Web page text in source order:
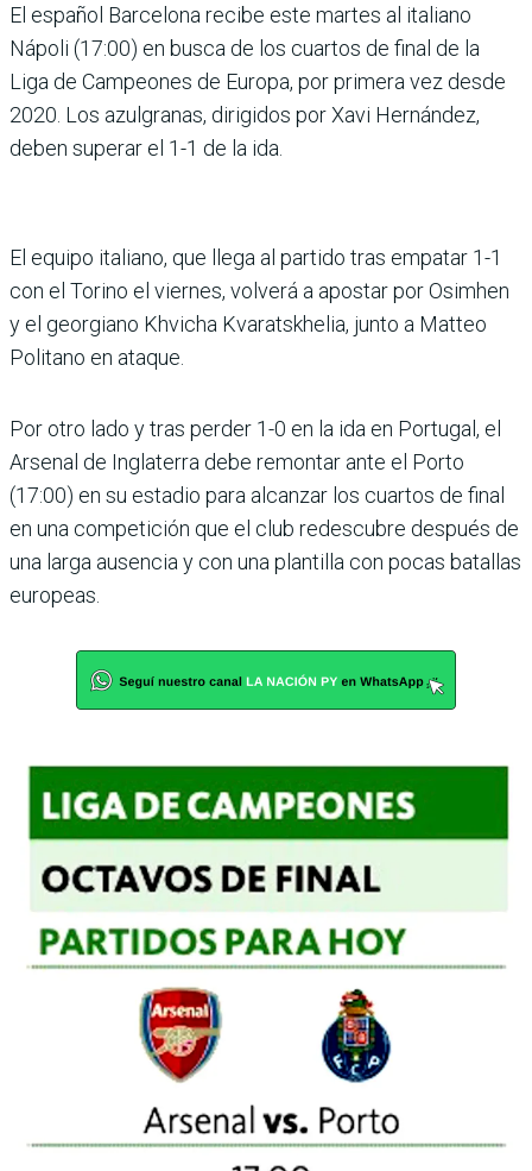
El español Barcelona recibe este martes al italiano
Nápoli (17:00) en busca de los cuar­tos de final de la
Liga de Cam­peones de Europa, por pri­mera vez desde
2020. Los azulgranas, dirigidos por Xavi Hernández,
deben supe­rar el 1-1 de la ida.
El equipo italiano, que llega al partido tras empatar 1-1
con el Torino el viernes, volverá a apostar por Osimhen
y el georgiano Khvicha Kvarats­khelia, junto a Matteo
Poli­tano en ataque.
Por otro lado y tras perder 1-0 en la ida en Portugal, el
Arse­nal de Inglaterra debe remon­tar ante el Porto
(17:00) en su estadio para alcanzar los cuartos de final
en una com­petición que el club redes­cubre después de
una larga ausencia y con una plantilla con pocas batallas
europeas.